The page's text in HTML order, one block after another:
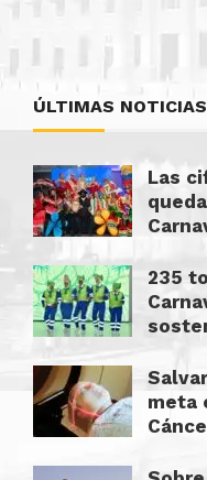
ÚLTIMAS NOTICIAS
Las
235
meta